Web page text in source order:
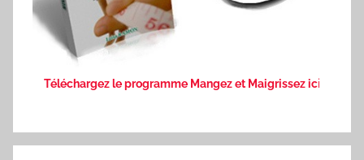
Téléchargez le programme Mangez et Maigrissez ici